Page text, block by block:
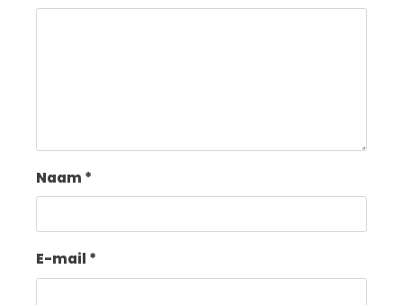
Naam *
E-mail *